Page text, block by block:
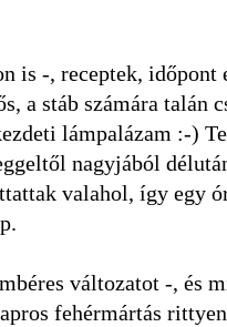
is -, receptek, időpont
a stáb számára talán
lámpalázam :-)
nagyjából
valahol, így egy
változatot -, és
fehérmártás